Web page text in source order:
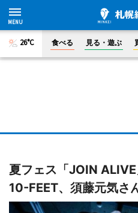
26°C 食べる 見る・遊ぶ
夏フェス「JOIN ALIVE
10-FEET、須藤元気さ